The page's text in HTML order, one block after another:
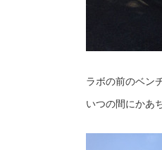
ラボの前のベン
いつの間にかあ